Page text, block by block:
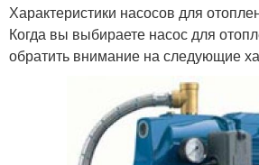
Характеристики насосов для
Когда вы выбираете насос для
обратить внимание на следующие